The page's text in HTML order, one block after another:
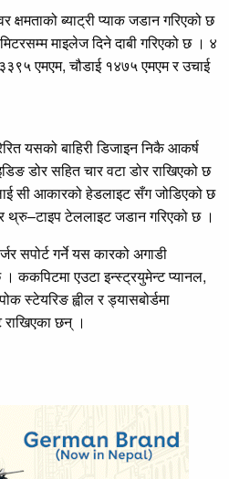
क्षमताको ब्याट्री प्याक जडान गरिएको छ
माइलेज दिने दाबी गरिएको छ । ४
एमएम, चौडाई १४७५ एमएम र उचाई
यसको बाहिरी डिजाइन निकै आकर्ष
डोर सहित चार वटा डोर राखिएको छ
सी आकारको हेडलाइट सँग जोडिएको छ
थ्रु–टाइप टेललाइट जडान गरिएको छ ।
सपोर्ट गर्ने यस कारको अगाडी
ककपिटमा एउटा इन्स्ट्रयुमेन्ट प्यानल,
स्टेयरिङ ह्वील र ड्यासबोर्डमा
छन् ।